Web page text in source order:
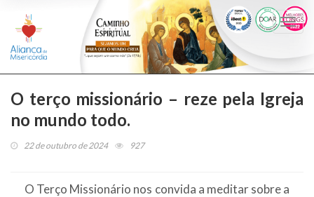
O terço missionário – reze pela Igreja
no mundo todo.
22 de outubro de 2024 927
O Terço Missionário nos convida a meditar sobre a